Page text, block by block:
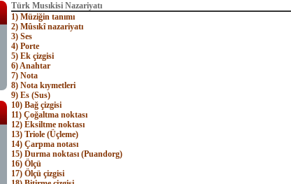
Türk Musıkisi Nazariyatı
1) Müziğin tanımı
2) Mûsıkî nazariyatı
3) Ses
4) Porte
5) Ek çizgisi
6) Anahtar
7) Nota
8) Nota kıymetleri
9) Es (Sus)
10) Bağ çizgisi
11) Çoğaltma noktası
12) Eksiltme noktası
13) Triole (Üçleme)
14) Çarpma notası
15) Durma noktası (Puandorg)
16) Ölçü
17) Ölçü çizgisi